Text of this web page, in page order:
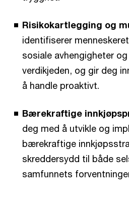
Risikokartlegging og
identifiserer
sosiale avhengigheter
verdikjeden, og gir deg
å handle proaktivt.
Bærekraftige
deg med å utvikle og
bærekraftige
skreddersydd til både
samfunnets